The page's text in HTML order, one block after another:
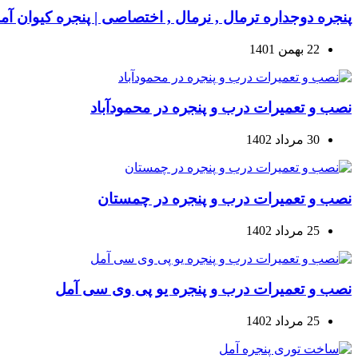
پنجره دوجداره ترمال , نرمال , اختصاصی | پنجره کیوان
22 بهمن 1401
نصب و تعمیرات درب و پنجره در محمودآباد
30 مرداد 1402
نصب و تعمیرات درب و پنجره در چمستان
25 مرداد 1402
نصب و تعمیرات درب و پنجره یو پی وی سی آمل
25 مرداد 1402